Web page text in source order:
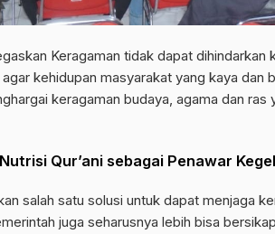
Keragaman tidak dapat dihindarkan
kehidupan masyarakat yang kaya dan
keragaman budaya, agama dan ras
Qur’ani sebagai Penawar
salah satu solusi untuk dapat menjaga
juga seharusnya lebih bisa